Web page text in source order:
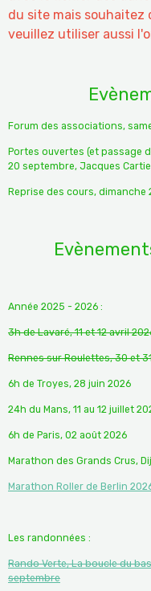
du site mais souhaitez
veuillez utiliser aussi
Forum des associations,
Portes ouvertes (et passage
20 septembre, Jacques
Reprise des cours,
Année 2025 - 2026 :
3h de Lavaré, 11 et 12 avril
Rennes sur Roulettes, 30 et
6h de Troyes, 28 juin 2026
24h du Mans, 11 au 12 juillet
6h de Paris, 02 août 2026
Marathon des Grands Crus,
Marathon Roller de Berlin
Les randonnées :
Rando Verte, La boucle du
septembre